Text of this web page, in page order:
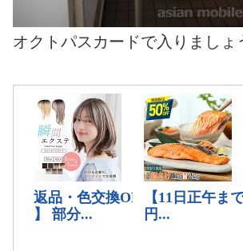
オクトパスカードで入りましょ